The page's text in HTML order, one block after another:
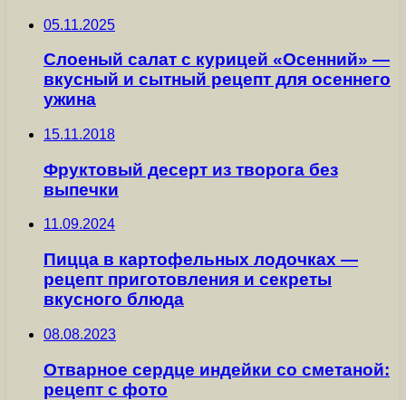
05.11.2025
Слоеный салат с курицей «Осенний» —
вкусный и сытный рецепт для осеннего
ужина
15.11.2018
Фруктовый десерт из творога без
выпечки
11.09.2024
Пицца в картофельных лодочках —
рецепт приготовления и секреты
вкусного блюда
08.08.2023
Отварное сердце индейки со сметаной:
рецепт с фото